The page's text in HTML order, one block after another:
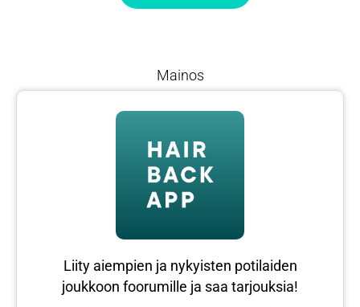
Mainos
Liity aiempien ja nykyisten potilaiden
joukkoon foorumille ja saa tarjouksia!